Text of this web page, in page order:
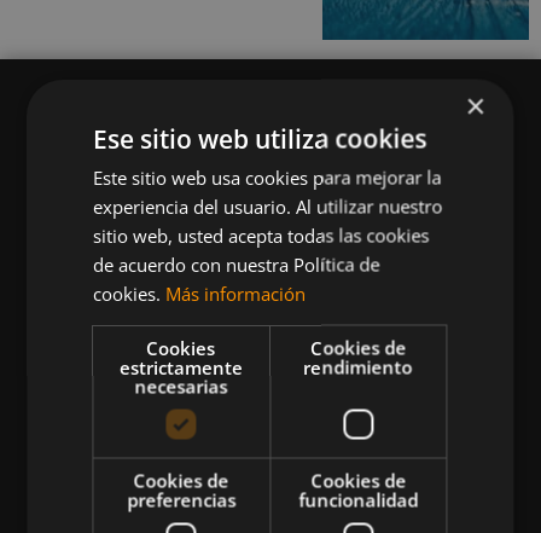
Queremos mantenerte al día en temas de
deportes, fitness, nutrición, salud, recetas
saludables y tecnología aplicada al deporte y la
vida sana.
CATEGORÍAS
Atletismo
×
Ese sitio web utiliza cookies
Este sitio web usa cookies para mejorar la
experiencia del usuario. Al utilizar nuestro
sitio web, usted acepta todas las cookies
de acuerdo con nuestra Política de
cookies. Más información
Cookies
estrictamente
necesarias
Cookies de
rendimiento
Cookies de
preferencias
Cookies de
funcionalidad